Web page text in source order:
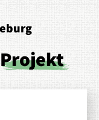
Projekt